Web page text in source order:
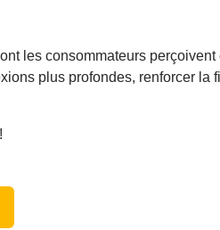
les consommateurs
plus profondes, renforcer la